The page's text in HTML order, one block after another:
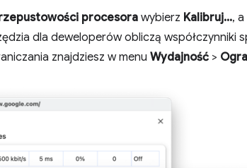
procesora wybierz Kalibruj...,
dla deweloperów obliczą współczynniki
znajdziesz w menu Wydajność >